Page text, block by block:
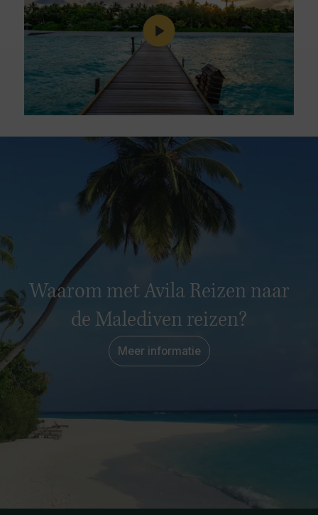
Waarom met Avila Reizen naar
de Malediven reizen?
Meer informatie